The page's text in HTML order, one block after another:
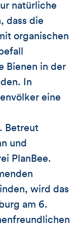
natürliche
dass die
organischen
Bienen in der
In
eine
Betreut
und
PlanBee.
wird das
am 6.